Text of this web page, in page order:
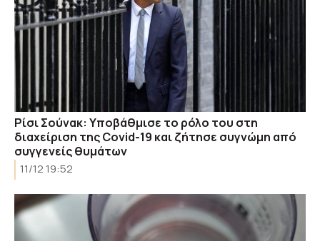
Ρίσι Σούνακ: Yποβάθμισε το ρόλο του στη
διαχείριση της Covid-19 και ζήτησε συγνώμη από
συγγενείς θυμάτων
11/12 19:52